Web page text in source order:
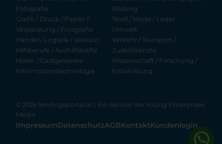
Fotografie
Grafik / Druck / Papier /
Verpackung / Fotografie
Handel / Logistik / Verkauf
Hilfsberufe / Aushilfskräfte
Hotel- / Gastgewerbe
Informationstechnologie
Bildung
Textil / Mode / Leder
Umwelt
Verkehr / Transport /
Zustelldienste
Wissenschaft / Forschung /
Entwicklung
© 2026 lehrlingsportal.at | Ein Service der Young Enterprises
Media
ImpressumDatenschutzAGBKontaktKundenlogin